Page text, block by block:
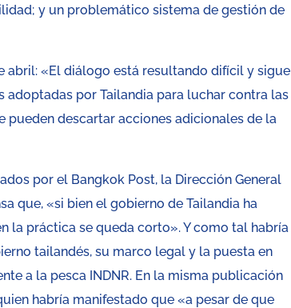
y un problemático sistema de gestión de
abril: «El diálogo está resultando difícil y sigue
adoptadas por Tailandia para luchar contra las
pueden descartar acciones adicionales de la
por el Bangkok Post, la Dirección General
que, «si bien el gobierno de Tailandia ha
la práctica se queda corto». Y como tal habría
tailandés, su marco legal y la puesta en
a la pesca INDNR. En la misma publicación
habría manifestado que «a pesar de que